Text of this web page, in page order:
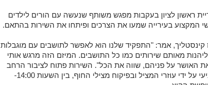
ראשון לציון בעקבות מפגש משותף שנעשה עם הורים לילדים
המקצוע בעירייה שמעו את הצרכים ופיתחו את השירות בהתאם.
קינסטליך, אמר: "התפקיד שלנו הוא לאפשר לתושבים עם מוגבלות
ליהנות מאותם שירותים כמו כל התושבים. המיזם הזה מרגש אותי
האושר על פניהם, שווה את הכל". השירות פתוח לציבור הרחב
ויינתן מדי יום רביעי על ידי עוזרי המציל ובפיקוח מצילי החוף, בין השעות 14:00-